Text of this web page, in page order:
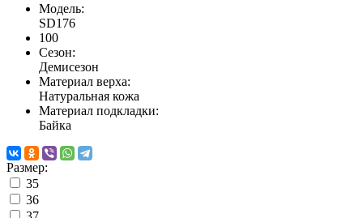
Модель:
SD176
100
Сезон:
Демисезон
Материал верха:
Натуральная кожа
Материал подкладки:
Байка
Размер:
35
36